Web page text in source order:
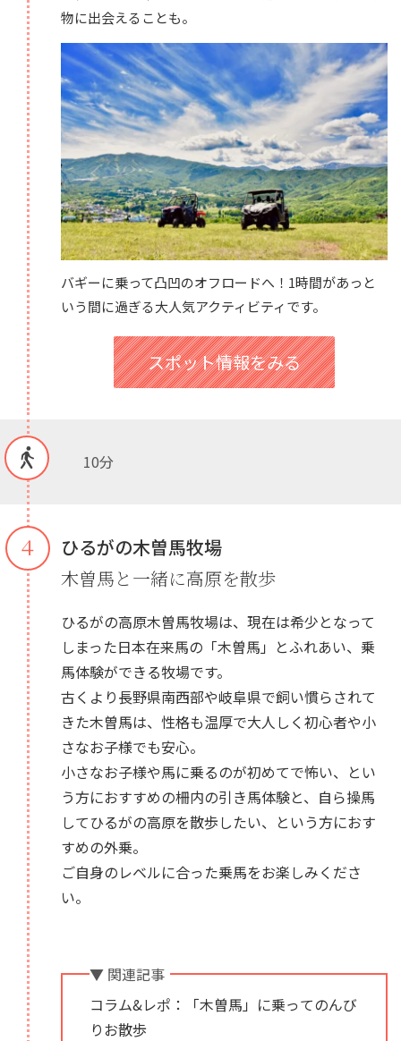
物に出会えることも。
バギーに乗って凸凹のオフロードへ！1時間があっと
いう間に過ぎる大人気アクティビティです。
スポット情報をみる
10分
４
ひるがの木曽馬牧場
木曽馬と一緒に高原を散歩
ひるがの高原木曽馬牧場は、現在は希少となって
しまった日本在来馬の「木曽馬」とふれあい、乗
馬体験ができる牧場です。
古くより長野県南西部や岐阜県で飼い慣らされて
きた木曽馬は、性格も温厚で大人しく初心者や小
さなお子様でも安心。
小さなお子様や馬に乗るのが初めてで怖い、とい
う方におすすめの柵内の引き馬体験と、自ら操馬
してひるがの高原を散歩したい、という方におす
すめの外乗。
ご自身のレベルに合った乗馬をお楽しみくださ
い。
▼ 関連記事
コラム&レポ：「木曽馬」に乗ってのんび
りお散歩